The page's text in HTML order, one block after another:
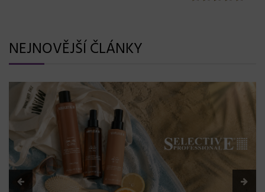
NEJNOVĚJŠÍ ČLÁNKY
BLONDME přichází s novou érou blond: lesk, glow efekt
a maximální péče bez kompromisů
08. 06. 2026